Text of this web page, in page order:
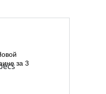
за 3